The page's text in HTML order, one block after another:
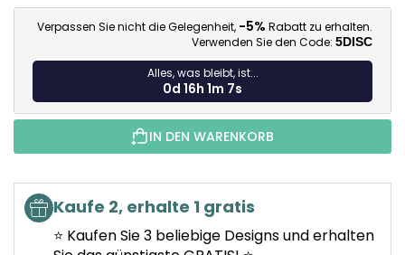
Verpassen Sie nicht die Gelegenheit, -5% Rabatt zu erhalten.
Verwenden Sie den Code: 5DISC
Alles, was bleibt, ist...
0d 16h 1m 6s
IN DEN WARENKORB
Kaufe 2, erhalte 1 gratis
⭐ Kaufen Sie 3 beliebige Designs und erhalten